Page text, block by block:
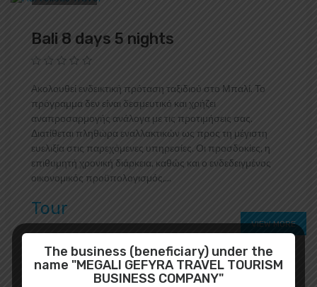
Bali 8 days 5 nights
Ακολουθεί ενδεικτική πρόταση ταξιδιού στο Μπαλί. Το
πρόγραμμα δεν είναι δεσμευτικό και χρήζει
αναπροσαρμογής ανάλογα με τις προτιμήσεις σας.
Διατίθεται πληθώρα εναλλακτικών ως προς τη μέγιστη
ευελιξία στις παρεχόμενες υπηρεσίες. Οι προσδοκίες, η
επιθυμητή χρονική διάρκεια, καθώς και ο ενδεδειγμένος
οικονομικός προϋπολογισμός,...
Tour
VIEW MORE
The business (beneficiary) under the
name "MEGALI GEFYRA TRAVEL TOURISM
BUSINESS COMPANY"